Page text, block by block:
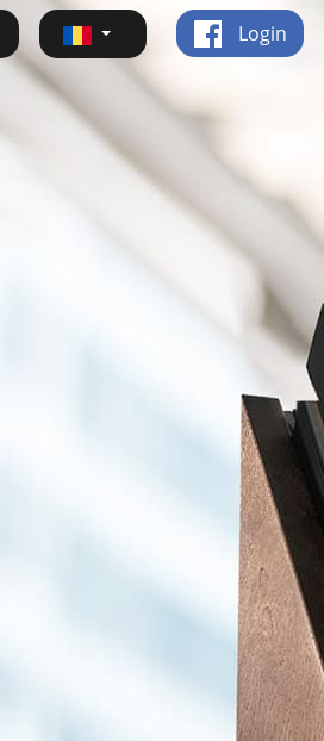
Login